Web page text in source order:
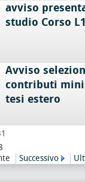
avviso
studio Corso
Avviso
contributi
tesi estero
Successivo